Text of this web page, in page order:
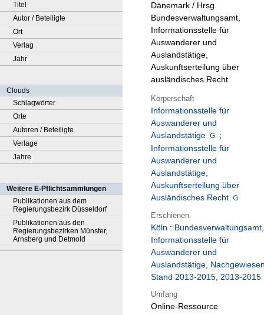
Titel
Autor / Beteiligte
Ort
Verlag
Jahr
Clouds
Schlagwörter
Orte
Autoren / Beteiligte
Verlage
Jahre
Weitere E-Pflichtsammlungen
Publikationen aus dem
Regierungsbezirk Düsseldorf
Publikationen aus den
Regierungsbezirken Münster,
Arnsberg und Detmold
Dänemark / Hrsg.
Bundesverwaltungsamt,
Informationsstelle für
Auswanderer und
Auslandstätige,
Auskunftserteilung über
ausländisches Recht
Körperschaft
Informationsstelle für
Auswanderer und
Auslandstätige
;
Informationsstelle für
Auswanderer und
Auslandstätige,
Auskunftserteilung über
Ausländisches Recht
Erschienen
Köln : Bundesverwaltungsamt,
Informationsstelle für
Auswanderer und
Auslandstätige,
Stand 2013-2015, 2013-2015
Umfang
Online-Ressource